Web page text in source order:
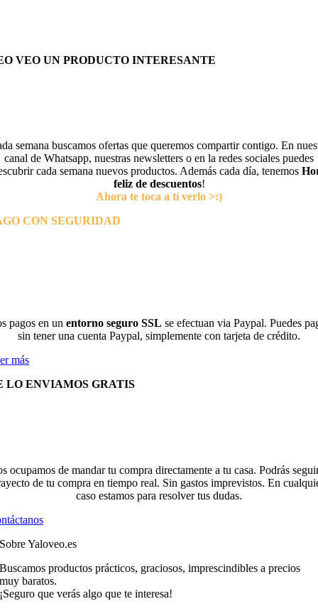
VEO UN PRODUCTO INTERESANTE
semana buscamos ofertas que queremos compartir contigo. En
canal de Whatsapp, nuestras newsletters o en la redes sociales puedes
cada semana nuevos productos. Además cada día, tenemos
feliz de descuentos!
Ahora te toca a tí verlo >:)
CON SEGURIDAD
pagos en un entorno seguro SSL se efectuan via Paypal. Puedes
sin tener una cuenta Paypal, simplemente con tarjeta de crédito.
más
LO ENVIAMOS GRATIS
ocupamos de mandar tu compra directamente a tu casa. Podrás
de tu compra en tiempo real. Sin gastos imprevistos. En
caso estamos para resolver tus dudas.
Sobre Yaloveo.es
Buscamos productos prácticos, graciosos, imprescindibles a precios
muy baratos.
¡Seguro que verás algo que te interesa!